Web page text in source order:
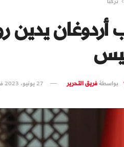
أردوغان يدين
بواسطةفريق التحرير 27 يونيو، 2023